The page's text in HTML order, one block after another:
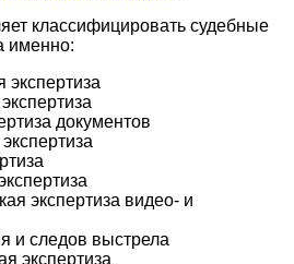
классифицировать судебные
именно:
экспертиза
документов
экспертиза видео- и
и следов выстрела
экспертиза